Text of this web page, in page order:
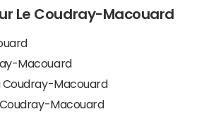
Le Coudray-Macouard
Macouard
Coudray-Macouard
Macouard